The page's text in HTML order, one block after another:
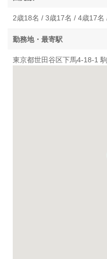
2歳18名 / 3歳17名 / 4歳17名
勤務地・最寄駅
東京都世田谷区下馬4-18-1